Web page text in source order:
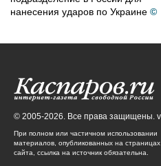
нанесения ударов по Украине ©
© 2005-2026. Все права защищены.
При полном или частичном использовании
материалов, опубликованных на страницах
сайта, ссылка на источник обязательна.